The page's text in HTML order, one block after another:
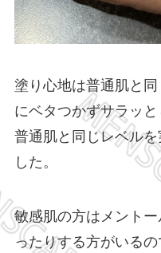
塗り心地は普通肌と
にベタつかずサラッと
普通肌と同じレベル
した。
敏感肌の方はメント
ったりする方がいる